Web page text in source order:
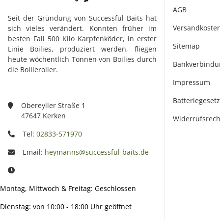
Seit der Gründung von Successful Baits hat
sich vieles verändert. Konnten früher im
besten Fall 500 Kilo Karpfenköder, in erster
Linie Boilies, produziert werden, fliegen
heute wöchentlich Tonnen von Boilies durch
die Boilieroller.
Obereyller Straße 1
47647 Kerken
Tel: 02833-571970
Email: heymanns@successful-baits.de
Montag, Mittwoch & Freitag: Geschlossen
Dienstag: von 10:00 - 18:00 Uhr geöffnet
AGB
Sitemap
Impressum